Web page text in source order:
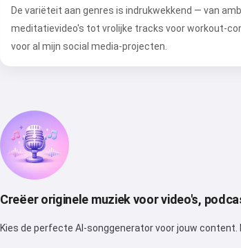
De variëteit aan genres is indrukwekkend — van
meditatievideo's tot vrolijke tracks voor workout-
voor al mijn social media-projecten.
Creëer originele muziek voor video's,
Kies de perfecte AI-songgenerator voor jouw